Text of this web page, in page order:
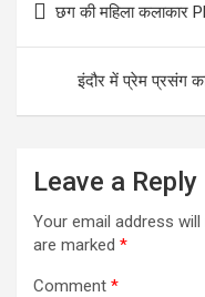
छग की महिला कलाकार
इंदौर में प्रेम प्रसंग
Leave a Reply
Your email address
are marked *
Comment *